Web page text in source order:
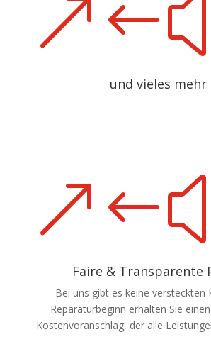
und vieles mehr
Faire & Transparente
Bei uns gibt es keine versteckten
Reparaturbeginn erhalten Sie
Kostenvoranschlag, der alle